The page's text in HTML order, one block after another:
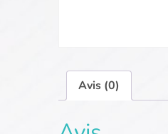
Avis (0)